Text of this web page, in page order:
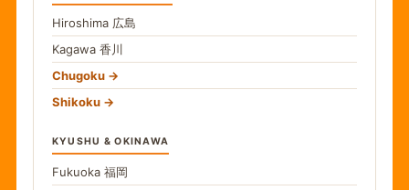
Hiroshima 広島
Kagawa 香川
Chugoku
Shikoku
KYUSHU & OKINAWA
Fukuoka 福岡